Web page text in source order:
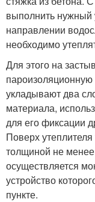
выполнить нужный
направлении
необходимо
Для этого на
укладывают два
материала,
для его фиксации
Поверх
толщиной не
осуществляется
устройство
пункте.